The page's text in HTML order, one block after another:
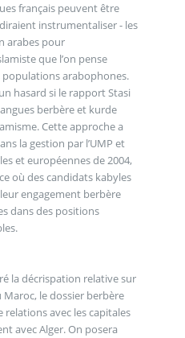
français peuvent être
instrumentaliser - les
arabes pour
que l’on pense
arabophones.
hasard si le rapport Stasi
berbère et kurde
Cette approche a
la gestion par l’UMP et
et européennes de 2004,
où des candidats kabyles
engagement berbère
dans des positions
la décrispation relative sur
le dossier berbère
relations avec les capitales
avec Alger. On posera